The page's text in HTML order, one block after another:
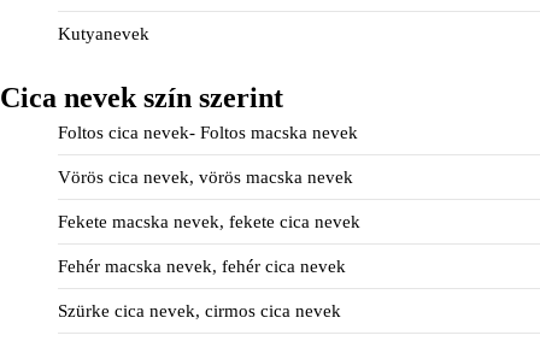
Kutyanevek
Cica nevek szín szerint
Foltos cica nevek- Foltos macska nevek
Vörös cica nevek, vörös macska nevek
Fekete macska nevek, fekete cica nevek
Fehér macska nevek, fehér cica nevek
Szürke cica nevek, cirmos cica nevek